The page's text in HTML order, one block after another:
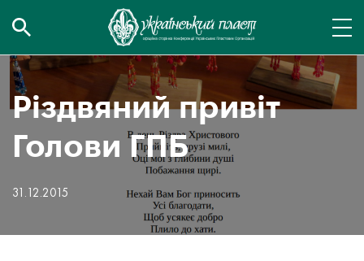
Різдвяний привіт
Голови ГПБ
31.12.2015